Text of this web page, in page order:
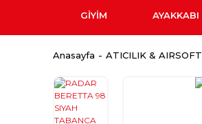
GİYİM AYAKKABI
Anasayfa ATICILIK & AIRSOFT